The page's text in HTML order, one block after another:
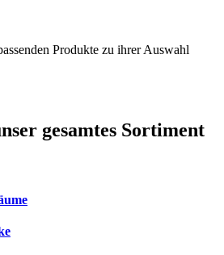
Produkte zu ihrer Auswahl
gesamtes Sortiment